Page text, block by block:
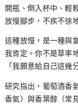
開瓶、倒入杯中、輕
放慢腳步，不疾不徐
這種放慢，是一種與
我肯定。你不是草率
「我願意給自己這幾
研究指出，葡萄酒香
香氣）與香葉醇（常